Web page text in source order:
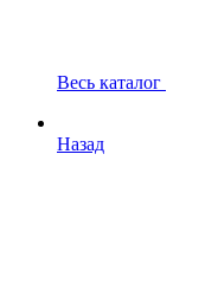
Весь каталог
Назад